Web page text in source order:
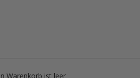
Warenkorb ist leer